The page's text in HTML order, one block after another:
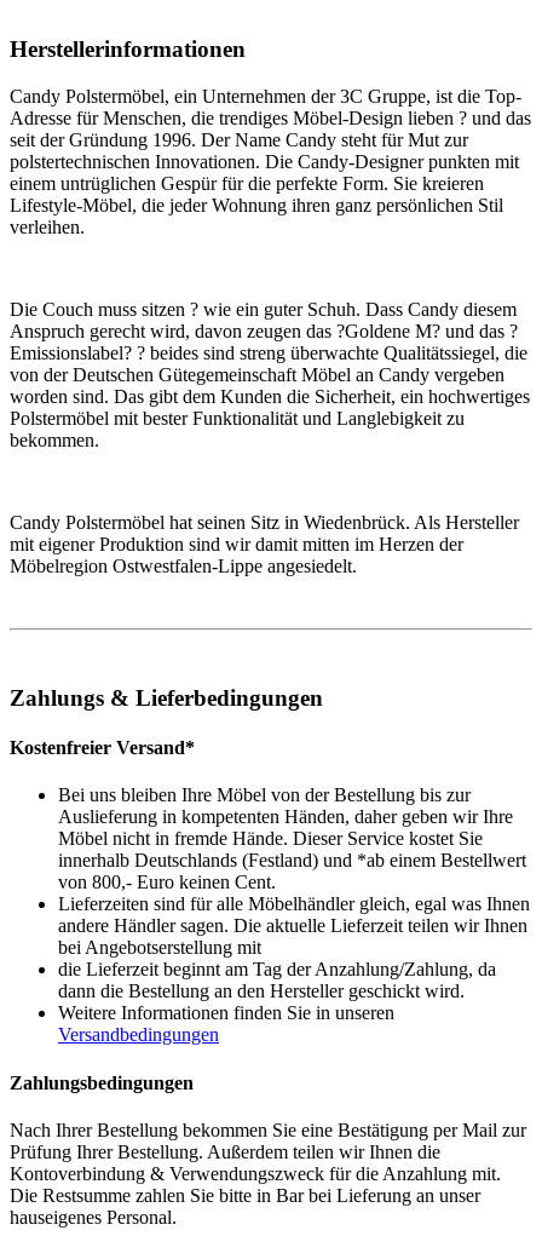
Herstellerinformationen
Candy Polstermöbel, ein Unternehmen der 3C Gruppe, ist die Top-
Adresse für Menschen, die trendiges Möbel-Design lieben ? und das
seit der Gründung 1996. Der Name Candy steht für Mut zur
polstertechnischen Innovationen. Die Candy-Designer punkten mit
einem untrüglichen Gespür für die perfekte Form. Sie kreieren
Lifestyle-Möbel, die jeder Wohnung ihren ganz persönlichen Stil
verleihen.
Die Couch muss sitzen ? wie ein guter Schuh. Dass Candy diesem
Anspruch gerecht wird, davon zeugen das ?Goldene M? und das ?
Emissionslabel? ? beides sind streng überwachte Qualitätssiegel, die
von der Deutschen Gütegemeinschaft Möbel an Candy vergeben
worden sind. Das gibt dem Kunden die Sicherheit, ein hochwertiges
Polstermöbel mit bester Funktionalität und Langlebigkeit zu
bekommen.
Candy Polstermöbel hat seinen Sitz in Wiedenbrück. Als Hersteller
mit eigener Produktion sind wir damit mitten im Herzen der
Möbelregion Ostwestfalen-Lippe angesiedelt.
Zahlungs & Lieferbedingungen
Kostenfreier Versand*
Bei uns bleiben Ihre Möbel von der Bestellung bis zur
Auslieferung in kompetenten Händen, daher geben wir Ihre
Möbel nicht in fremde Hände. Dieser Service kostet Sie
innerhalb Deutschlands (Festland) und *ab einem Bestellwert
von 800,- Euro keinen Cent.
Lieferzeiten sind für alle Möbelhändler gleich, egal was Ihnen
andere Händler sagen. Die aktuelle Lieferzeit teilen wir Ihnen
bei Angebotserstellung mit
die Lieferzeit beginnt am Tag der Anzahlung/Zahlung, da
dann die Bestellung an den Hersteller geschickt wird.
Weitere Informationen finden Sie in unseren
Versandbedingungen
Zahlungsbedingungen
Nach Ihrer Bestellung bekommen Sie eine Bestätigung per Mail zur
Prüfung Ihrer Bestellung. Außerdem teilen wir Ihnen die
Kontoverbindung & Verwendungszweck für die Anzahlung mit.
Die Restsumme zahlen Sie bitte in Bar bei Lieferung an unser
hauseigenes Personal.